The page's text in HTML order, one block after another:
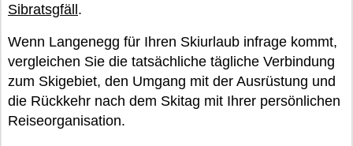
Sibratsgfäll.
Wenn Langenegg für Ihren Skiurlaub infrage kommt,
vergleichen Sie die tatsächliche tägliche Verbindung
zum Skigebiet, den Umgang mit der Ausrüstung und
die Rückkehr nach dem Skitag mit Ihrer persönlichen
Reiseorganisation.